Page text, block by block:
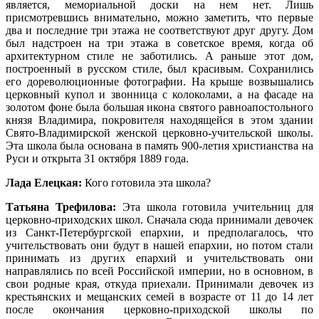
является, мемориальной доски на нем нет. Лишь
присмотревшись внимательно, можно заметить, что первые
два и последние три этажа не соответствуют друг другу. Дом
был надстроен на три этажа в советское время, когда об
архитектурном стиле не заботились. А раньше этот дом,
построенный в русском стиле, был красивым. Сохранились
его дореволюционные фотографии. На крыше возвышались
церковный купол и звонница с колоколами, а на фасаде на
золотом фоне была большая икона святого равноапостольного
князя Владимира, покровителя находящейся в этом здании
Свято-Владимирской женской церковно-учительской школы.
Эта школа была основана в память 900-летия христианства на
Руси и открыта 31 октября 1889 года.
Лада Елецкая: Кого готовила эта школа?
Татьяна Трефилова: Эта школа готовила учительниц для
церковно-приходских школ. Сначала сюда принимали девочек
из Санкт-Петербургской епархии, и предполагалось, что
учительствовать они будут в нашей епархии, но потом стали
принимать из других епархий и учительствовать они
направлялись по всей Российской империи, но в основном, в
свои родные края, откуда приехали. Принимали девочек из
крестьянских и мещанских семей в возрасте от 11 до 14 лет
после окончания церковно-приходской школы по